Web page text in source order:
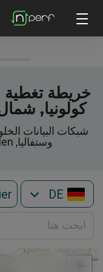
كولونيا, شمال
وستفاليا, Nordrhein-Westfalen, ألمانيا
DE